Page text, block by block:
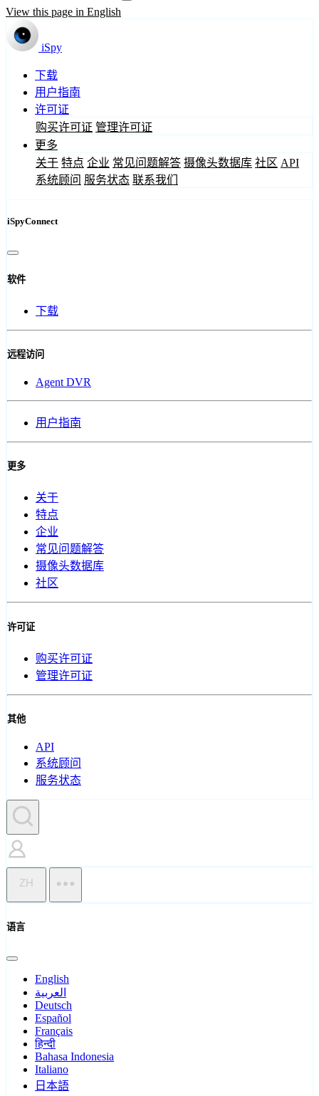
View this page in English
iSpy
下载
用户指南
许可证
购买许可证 管理许可证
更多
关于 特点 企业 常见问题解答 摄像头数据库 社区 API
系统顾问 服务状态 联系我们
iSpyConnect
软件
下载
远程访问
Agent DVR
用户指南
更多
关于
特点
企业
常见问题解答
摄像头数据库
社区
许可证
购买许可证
管理许可证
其他
API
系统顾问
服务状态
ZH
语言
English
العربية
Deutsch
Español
Français
हिन्दी
Bahasa Indonesia
Italiano
日本語